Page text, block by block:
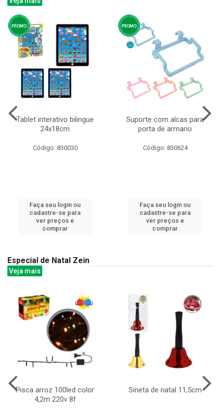
Tablet interativo bilingue
24x18cm
Código: 830030
Faça seu login ou
cadastre-se para
ver preços e
comprar
Suporte com alcas para
porta de armario
Código: 830624
Faça seu login ou
cadastre-se para
ver preços e
comprar
Especial de Natal Zein
Veja mais
Pisca arroz 100led color
4,2m 220v 8f
Sineta de natal 11,5cm